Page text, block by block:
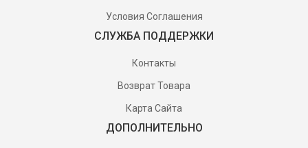
Условия Соглашения
СЛУЖБА ПОДДЕРЖКИ
Контакты
Возврат Товара
Карта Сайта
ДОПОЛНИТЕЛЬНО